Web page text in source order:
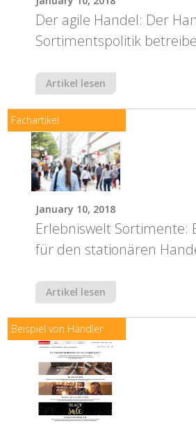
Der agile Handel: Der
Sortimentspolitik
Artikel lesen
Fachartikel
January 10, 2018
Erlebniswelt Sortimente:
für den stationären
Artikel lesen
Beispiel von Händler